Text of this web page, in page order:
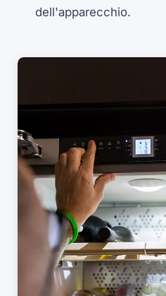
dell'apparecchio.